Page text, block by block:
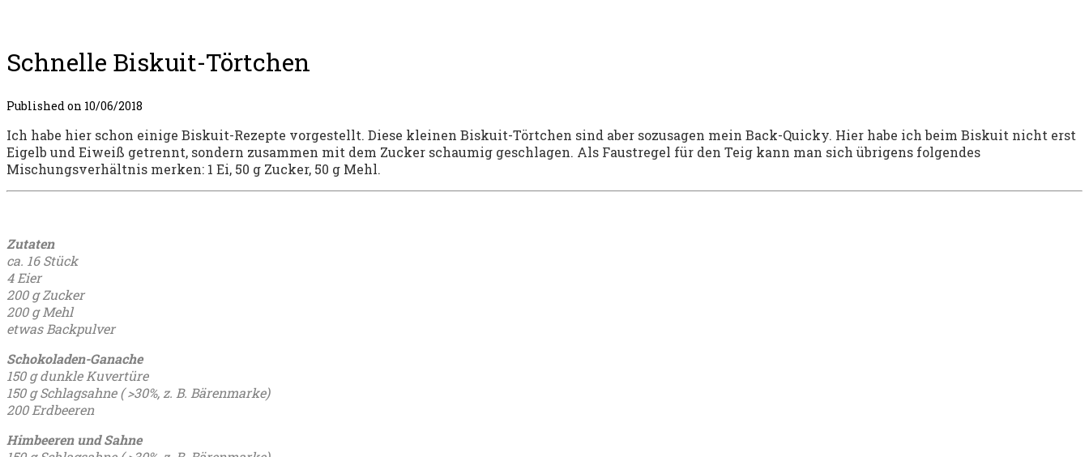
Schnelle Biskuit-Törtchen
Published on 10/06/2018
Ich habe hier schon einige Biskuit-Rezepte vorgestellt. Diese kleinen Biskuit-Törtchen sind aber sozusagen mein Back-Quicky. Hier habe ich beim Biskuit nicht erst
Eigelb und Eiweiß getrennt, sondern zusammen mit dem Zucker schaumig geschlagen. Als Faustregel für den Teig kann man sich übrigens folgendes
Mischungsverhältnis merken: 1 Ei, 50 g Zucker, 50 g Mehl.
Zutaten
ca. 16 Stück
4 Eier
200 g Zucker
200 g Mehl
etwas Backpulver
Schokoladen-Ganache
150 g dunkle Kuvertüre
150 g Schlagsahne ( >30%, z. B. Bärenmarke)
200 Erdbeeren
Himbeeren und Sahne